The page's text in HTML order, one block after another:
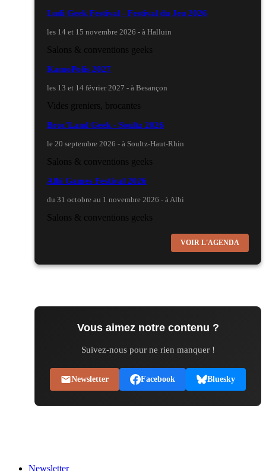
Ludi Geek Festival - Festival du Jeu 2026
les 14 et 15 novembre 2026 - à Halluin
Salons & conventions geeks
KamoPolis 2027
les 13 et 14 février 2027 - à Besançon
Vides greniers, brocantes
Broc'Land Geek - Soultz 2026
le 20 septembre 2026 - à Soultz-Haut-Rhin
Salons & conventions geeks
Albi Games Festival 2026
du 31 octobre au 1 novembre 2026 - à Albi
Salons & conventions geeks
Virtual Calais - salon du jeu vidéo et des loisirs
les 3 et 4 octobre 2026 - à Calais
du 26 au 28 mars 2027 - à Mons
les 24 et 25 avril 2027 - à Toulon
VOIR L'AGENDA
Vous aimez notre contenu ?
Suivez-nous pour ne rien manquer !
Newsletter Facebook Bluesky
Newsletter